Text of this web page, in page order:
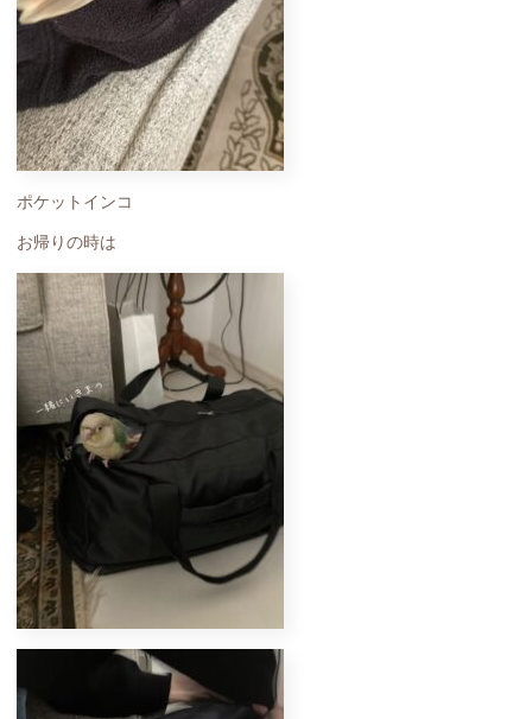
ポケットインコ
お帰りの時は